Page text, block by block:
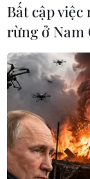
Bất cập
rừng ở Nam